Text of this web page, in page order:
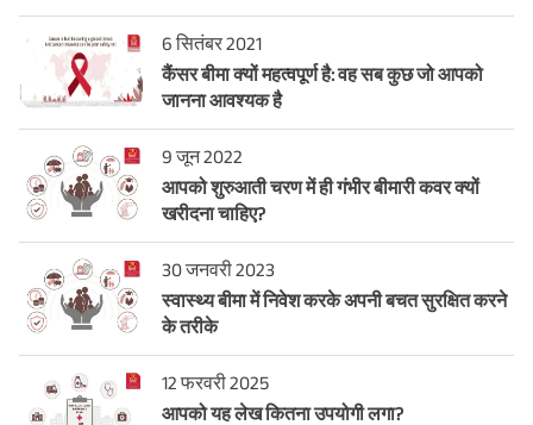
6 सितंबर 2021
कैंसर बीमा क्यों महत्वपूर्ण है: वह सब कुछ जो आपको
जानना आवश्यक है
9 जून 2022
आपको शुरुआती चरण में ही गंभीर बीमारी कवर क्यों
खरीदना चाहिए?
30 जनवरी 2023
स्वास्थ्य बीमा में निवेश करके अपनी बचत सुरक्षित करने
के तरीके
12 फरवरी 2025
आपको यह लेख कितना उपयोगी लगा?